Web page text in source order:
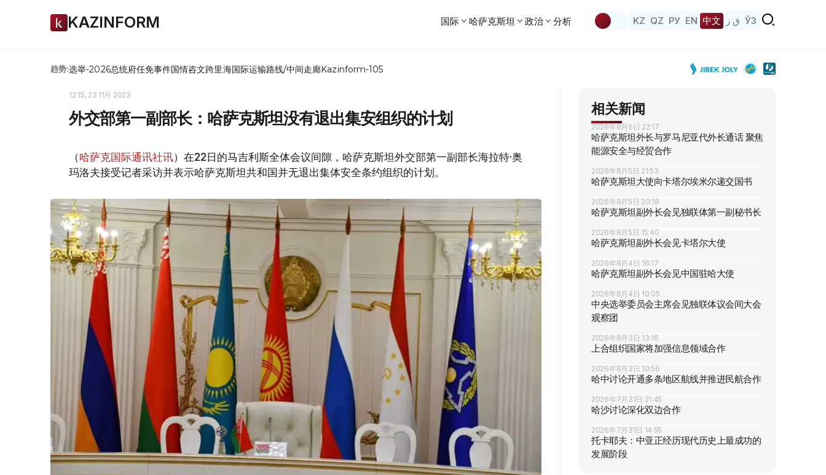
KAZINFORM 国际 哈萨克斯坦 政治 分析 KZ QZ РУ EN 中文 ق ز ЎЗ
趋势:选举-2026总统府任免事件国情咨文跨里海国际运输路线/中间走廊Kazinform-105
12:15, 23 11月 2023
外交部第一副部长：哈萨克斯坦没有退出集安组织的计划
（哈萨克国际通讯社讯）在22日的马吉利斯全体会议间隙，哈萨克斯坦外交部第一副部长海拉特·奥
玛洛夫接受记者采访并表示哈萨克斯坦共和国并无退出集体安全条约组织的计划。
相关新闻
2026年8月6日 22:17
哈萨克斯坦外长与罗马尼亚代外长通话 聚焦
能源安全与经贸合作
2026年8月5日 21:53
哈萨克斯坦大使向卡塔尔埃米尔递交国书
2026年8月5日 20:18
哈萨克斯坦副外长会见独联体第一副秘书长
2026年8月5日 15:40
哈萨克斯坦副外长会见卡塔尔大使
2026年8月4日 16:17
哈萨克斯坦副外长会见中国驻哈大使
2026年8月4日 10:05
中央选举委员会主席会见独联体议会间大会
观察团
2026年8月3日 13:16
上合组织国家将加强信息领域合作
2026年8月3日 10:56
哈中讨论开通多条地区航线并推进民航合作
2026年7月31日 21:45
哈沙讨论深化双边合作
2026年7月31日 14:55
托卡耶夫：中亚正经历现代历史上最成功的
发展阶段